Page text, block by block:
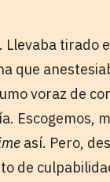
tirado
que
voraz de
Escogemos,
así. Pero,
de